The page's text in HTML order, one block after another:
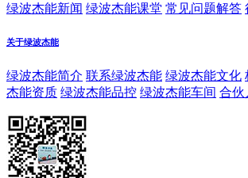
绿波杰能新闻 绿波杰能课堂 常见问题解答
关于绿波杰能
绿波杰能简介 联系绿波杰能 绿波杰能文化
杰能资质 绿波杰能品控 绿波杰能车间 合伙